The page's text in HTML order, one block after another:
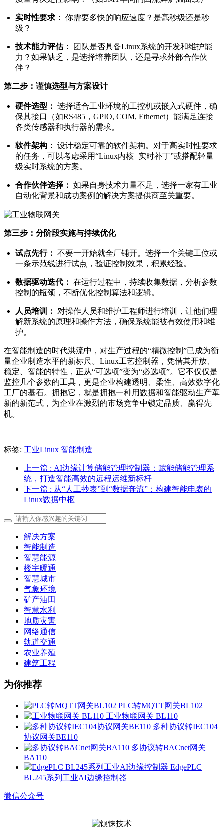
实时性要求： 你需要多快的响应速度？是毫秒级还是秒
级？
技术能力评估：
团队是否具备Linux系统的开发和维护能
力？如果缺乏，是选择培养团队，还是寻求外部合作伙
伴？
第二步：谨慎选型与方案设计
硬件选型： 选择适合工业环境的工控机或嵌入式硬件，确
保其接口（如RS485，GPIO, COM, Ethernet）能满足连接
各类传感器和执行器的需求。
软件架构： 设计稳定可靠的软件架构。对于高实时性要求
的任务，可以考虑采用“Linux内核+实时补丁”或搭配轻量
级实时系统的方案。
合作伙伴选择： 如果自身技术力量不足，选择一家有工业
自动化背景和成功案例的解决方案提供商至关重要。
第三步：分阶段实施与持续优化
试点先行： 不要一开始就全厂铺开。选择一个关键工位或
一条示范线进行试点，验证控制效果，积累经验。
数据驱动迭代： 在运行过程中，持续收集数据，分析参数
控制的瓶颈，不断优化控制算法和逻辑。
人员培训：
对操作人员和维护工程师进行培训，让他们理
解新系统的原理和操作方法，确保系统能被有效使用和维
护。
在智能制造的时代洪流中，对生产过程的“精微控制”已成为衡
量企业制造水平的新标尺。Linux工艺控制器，凭借其开放、
稳定、智能的特性，正从“可选项”变为“必选项”。它不仅仅是
监控几个参数的工具，更是企业构建透明、柔性、高效数字化
工厂的基石。拥抱它，就是拥抱一种用数据和智能驱动生产革
新的新范式，为企业在激烈的市场竞争中锁定品质、赢得先
机。
标签: 工业Linux 智能制造
上一篇 : AI边缘计算储能管理控制器：赋能储能管理系
统，打造智能高效的远程运维新标杆
下一篇 : 从“人工抄表”到“数据奔流”：构建智能电表的
Linux数据中枢
解决方案
智能制造
智慧能源
楼宇暖通
智慧城市
气象环境
矿产油田
智慧水利
地质灾害
网络通信
轨道交通
农业养殖
建筑工程
为你推荐
PLC转MQTT网关BL102
工业物联网关 BL110
多种协议转IEC104
协议网关BE110
多协议转BACnet网关
BA110
EdgePLC
BL245系列工业AI边缘控制器
微信公众号